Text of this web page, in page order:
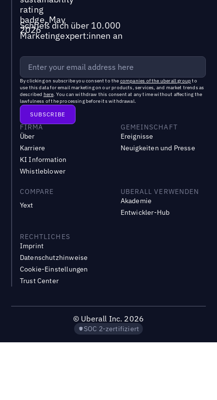
Schließ dich über 10.000
Marketingexpert:innen an
By clicking on subscribe you consent to the companies of the uberall groupto
use this data for email marketing on our products, services, and market trends as
described here. You can withdraw this consent at any time without affecting the
lawfulness of the processing before its withdrawal.
FIRMA
Über
Karriere
KI Information
Whistleblower
GEMEINSCHAFT
Ereignisse
Neuigkeiten und Presse
COMPARE
Yext
UBERALL VERWENDEN
Akademie
Entwickler-Hub
RECHTLICHES
Imprint
Datenschutzhinweise
Cookie-Einstellungen
Trust Center
© Uberall Inc. 2026
SOC 2-zertifiziert